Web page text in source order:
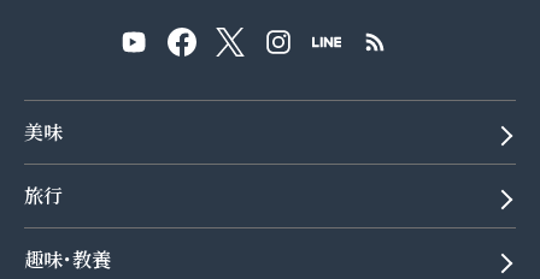
美味
旅行
趣味･教養